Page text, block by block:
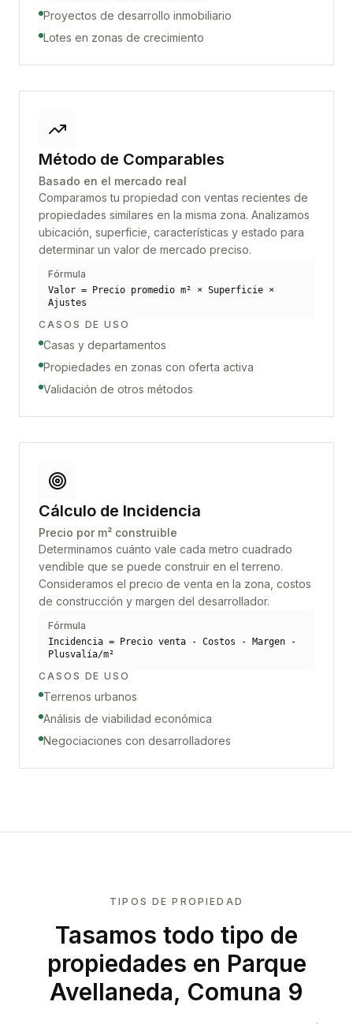
Proyectos de desarrollo inmobiliario
Lotes en zonas de crecimiento
Método de Comparables
Basado en el mercado real
Comparamos tu propiedad con ventas recientes de
propiedades similares en la misma zona. Analizamos
ubicación, superficie, características y estado para
determinar un valor de mercado preciso.
Fórmula
Valor = Precio promedio m² × Superficie ×
Ajustes
CASOS DE USO
Casas y departamentos
Propiedades en zonas con oferta activa
Validación de otros métodos
Cálculo de Incidencia
Precio por m² construible
Determinamos cuánto vale cada metro cuadrado
vendible que se puede construir en el terreno.
Consideramos el precio de venta en la zona, costos
de construcción y margen del desarrollador.
Fórmula
Incidencia = Precio venta - Costos - Margen -
Plusvalía/m²
CASOS DE USO
Terrenos urbanos
Análisis de viabilidad económica
Negociaciones con desarrolladores
TIPOS DE PROPIEDAD
Tasamos todo tipo de
propiedades en Parque
Avellaneda, Comuna 9